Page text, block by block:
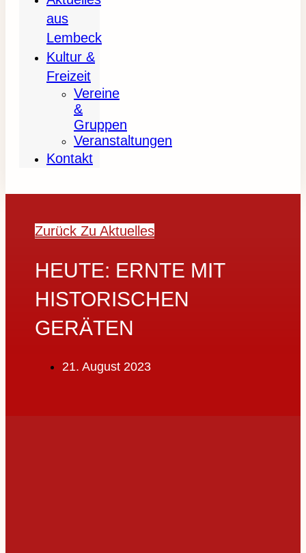
aus
Lembeck
Kultur &
Freizeit
Vereine
&
Gruppen
Veranstaltungen
Kontakt
Zurück Zu Aktuelles
HEUTE: ERNTE MIT
HISTORISCHEN
GERÄTEN
21. August 2023